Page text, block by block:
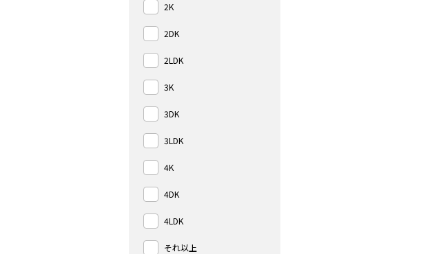
2K
2DK
2LDK
3K
3DK
3LDK
4K
4DK
4LDK
それ以上